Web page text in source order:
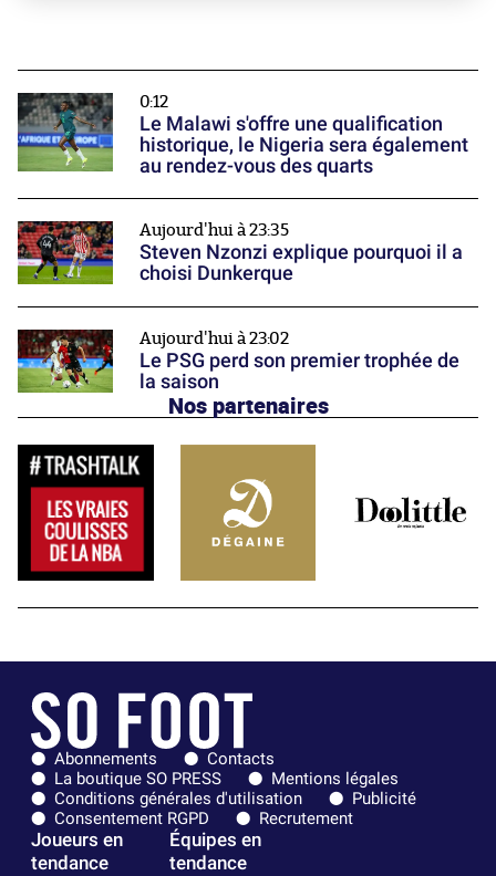
0:12
Le Malawi s'offre une qualification
historique, le Nigeria sera également
au rendez-vous des quarts
Aujourd'hui à 23:35
Steven Nzonzi explique pourquoi il a
choisi Dunkerque
Aujourd'hui à 23:02
Le PSG perd son premier trophée de
la saison
Nos partenaires
Abonnements
Contacts
La boutique SO PRESS
Mentions légales
Conditions générales d'utilisation
Publicité
Consentement RGPD
Recrutement
Joueurs en
tendance
Équipes en
tendance